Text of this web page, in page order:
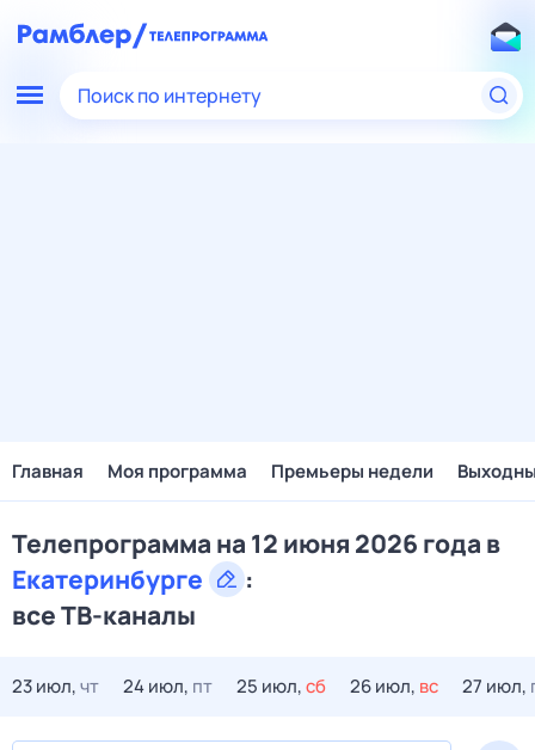
Поиск по интернету
Главная Моя программа Премьеры недели
Телепрограмма на 12 июня 2026 года в
Екатеринбурге
:
все ТВ-каналы
23 июл,чт 24 июл, пт 25 июл,сб 26 июл, вс 27 июл,